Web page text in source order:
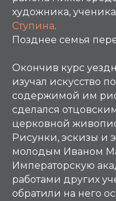
художника, ученика
Ступина.
Позднее семья
Окончив курс
изучал искусство
содержимой им
сделался
церковной
Рисунки, эскизы и
молодым Иваном
Императорскую
работами других
обратили на него